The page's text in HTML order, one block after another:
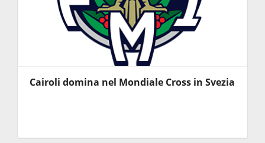
Cairoli domina nel Mondiale Cross in Svezia